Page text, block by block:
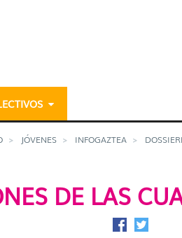
- gazteria
JÓVENES INFOGAZTEA
DE LAS
Compartir en